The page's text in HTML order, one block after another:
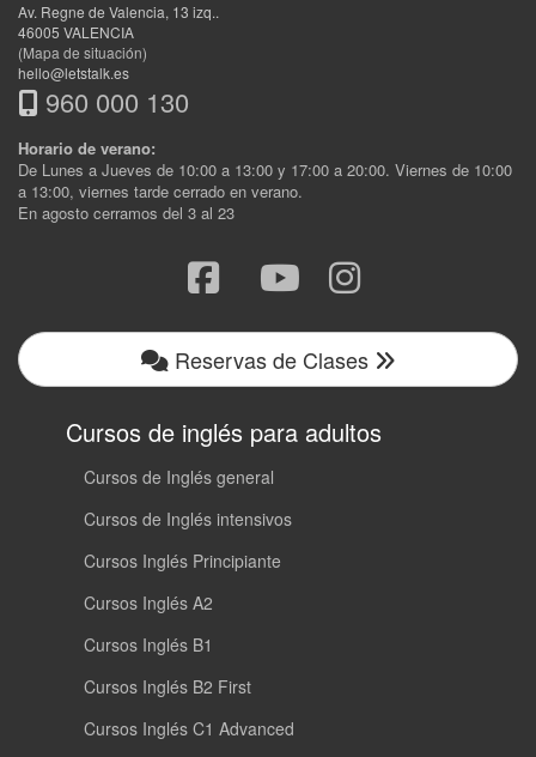
Av. Regne de Valencia, 13 izq..
46005 VALENCIA
(Mapa de situación)
hello@letstalk.es
960 000 130
Horario de verano:
De Lunes a Jueves de 10:00 a 13:00 y 17:00 a 20:00. Viernes de 10:00
a 13:00, viernes tarde cerrado en verano.
En agosto cerramos del 3 al 23
Reservas de Clases
Cursos de inglés para adultos
Cursos de Inglés general
Cursos de Inglés intensivos
Cursos Inglés Principiante
Cursos Inglés A2
Cursos Inglés B1
Cursos Inglés B2 First
Cursos Inglés C1 Advanced